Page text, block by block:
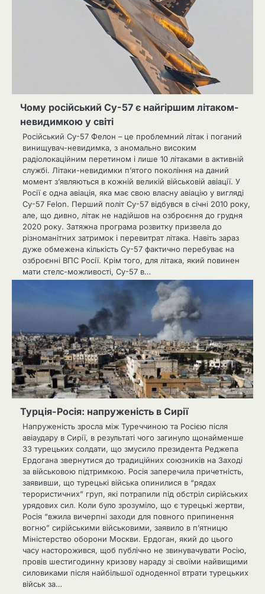
Чому російський Су-57 є найгіршим літаком-
невидимкою у світі
Російський Су-57 Фелон – це проблемний літак і поганий
винищувач-невидимка, з аномально високим
радіолокаційним перетином і лише 10 літаками в активній
службі. Літаки-невидимки п’ятого покоління на даний
момент з’являються в кожній великій військовій авіації. У
Росії є одна авіація, яка має свою власну авіацію у вигляді
Су-57 Felon. Перший політ Су-57 відбувся в січні 2010 року,
але, що дивно, літак не надійшов на озброєння до грудня
2020 року. Затяжна програма розвитку призвела до
різноманітних затримок і перевитрат літака. Навіть зараз
дуже обмежена кількість Су-57 фактично перебуває на
озброєнні ВПС Росії. Крім того, для літака, який повинен
мати стелс-можливості, Су-57 в…
Турція-Росія: напруженість в Сирії
Напруженість зросла між Туреччиною та Росією після
авіаудару в Сирії, в результаті чого загинуло щонайменше
33 турецьких солдати, що змусило президента Реджепа
Ердогана звернутися до традиційних союзників на Заході
за військовою підтримкою. Росія заперечила причетність,
заявивши, що турецькі війська опинилися в “рядах
терористичних” груп, які потрапили під обстріл сирійських
урядових сил. Коли було зрозуміло, що є турецькі жертви,
Росія “вжила вичерпні заходи для повного припинення
вогню” сирійськими військовими, заявило в п’ятницю
Міністерство оборони Москви. Ердоган, який до цього
часу насторожився, щоб публічно не звинувачувати Росію,
провів шестигодинну кризову нараду зі своїми найвищими
силовиками після найбільшої одноденної втрати турецьких
військ за…